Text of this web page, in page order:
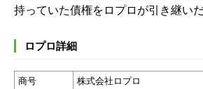
持っていた債権をロプロが引き継いだ
ロプロ詳細
商号
株式会社ロプロ